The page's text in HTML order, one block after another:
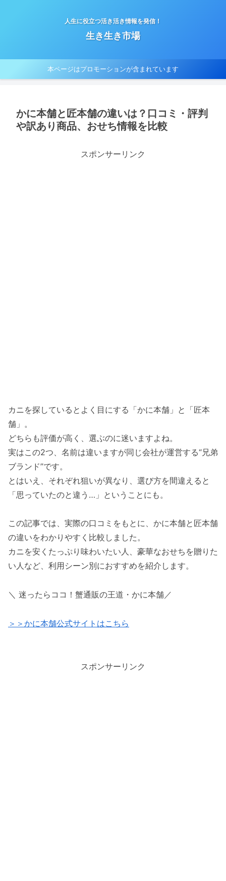
人生に役立つ活き活き情報を発信！
生き生き市場
本ページはプロモーションが含まれています
かに本舗と匠本舗の違いは？口コミ・評判
や訳あり商品、おせち情報を比較
スポンサーリンク
カニを探しているとよく目にする「かに本舗 」と「匠本
舗 」。
どちらも評価が高く、選ぶのに迷いますよね。
実はこの2つ、名前は違いますが同じ会社が運営する“兄弟
ブランド”です。
とはいえ、それぞれ狙いが異なり、選び方を間違えると
「思っていたのと違う…」ということにも。
この記事では、実際の口コミをもとに、 かに本舗と 匠本舗
の違いをわかりやすく比較しました。
カニを安くたっぷり味わいたい人、豪華なおせちを贈りた
い人など、利用シーン別におすすめを紹介します。
＼ 迷ったらココ！蟹通販の王道・ かに本舗／
＞＞かに本舗公式サイトはこちら
スポンサーリンク